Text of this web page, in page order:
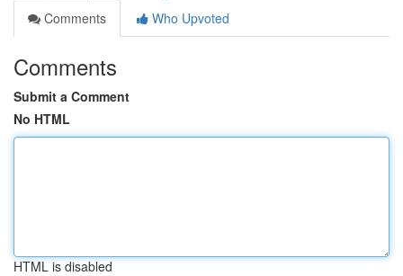
Comments
Who Upvoted
Comments
Submit a Comment
No HTML
HTML is disabled